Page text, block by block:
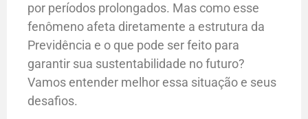
por períodos prolongados. Mas como esse
fenômeno afeta diretamente a estrutura da
Previdência e o que pode ser feito para
garantir sua sustentabilidade no futuro?
Vamos entender melhor essa situação e seus
desafios.